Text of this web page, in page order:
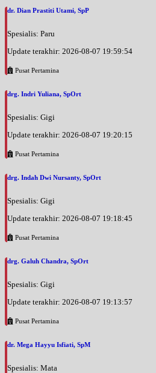
dr. Dian Prastiti Utami, SpP
Spesialis: Paru
Update terakhir: 2026-08-07 19:59:54
Pusat Pertamina
drg. Indri Yuliana, SpOrt
Spesialis: Gigi
Update terakhir: 2026-08-07 19:20:15
Pusat Pertamina
drg. Indah Dwi Nursanty, SpOrt
Spesialis: Gigi
Update terakhir: 2026-08-07 19:18:45
Pusat Pertamina
drg. Galuh Chandra, SpOrt
Spesialis: Gigi
Update terakhir: 2026-08-07 19:13:57
Pusat Pertamina
dr. Mega Hayyu Isfiati, SpM
Spesialis: Mata